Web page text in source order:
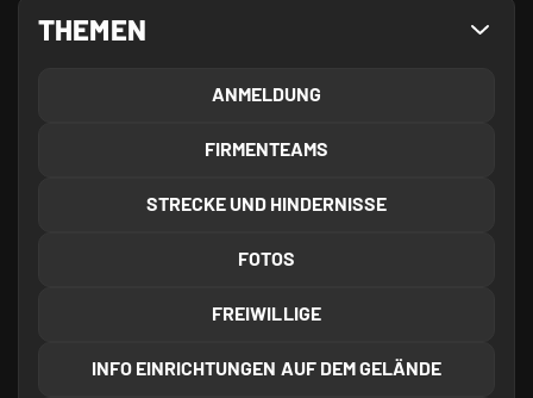
THEMEN
ANMELDUNG
FIRMENTEAMS
STRECKE UND HINDERNISSE
FOTOS
FREIWILLIGE
INFO EINRICHTUNGEN AUF DEM GELÄNDE